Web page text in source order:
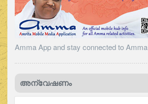
Amma App and stay connected to Amma
അന്വേഷണം